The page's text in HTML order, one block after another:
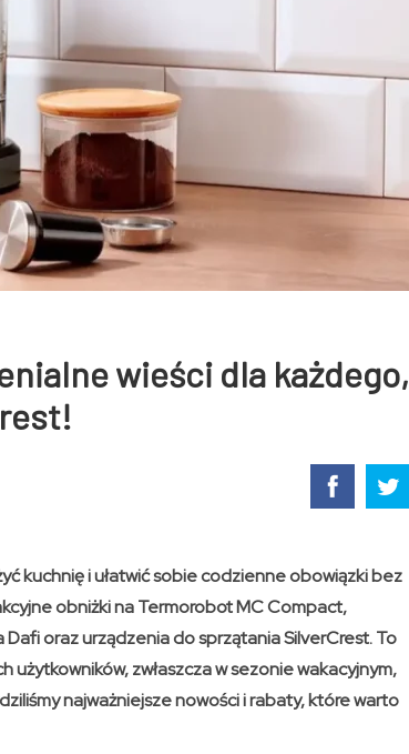
wieści dla każdego,
kuchnię i ułatwić sobie codzienne obowiązki bez
obniżki na Termorobot MC Compact,
oraz urządzenia do sprzątania SilverCrest. To
zwłaszcza w sezonie wakacyjnym,
najważniejsze nowości i rabaty, które warto